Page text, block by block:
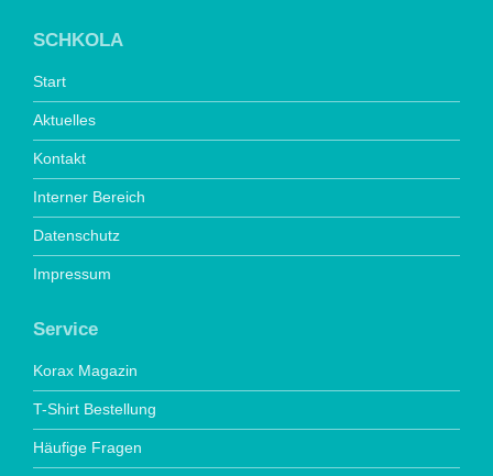
SCHKOLA
Start
Aktuelles
Kontakt
Interner Bereich
Datenschutz
Impressum
Service
Korax Magazin
T-Shirt Bestellung
Häufige Fragen